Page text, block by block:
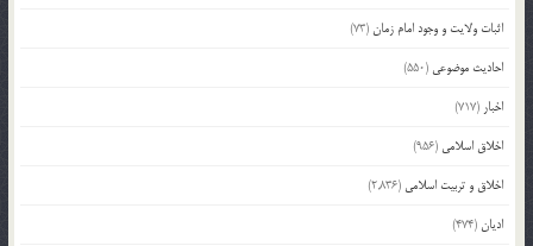
اثبات ولایت و وجود امام زمان(73)
احادیث موضوعی (550)
اخبار (717)
اخلاق اسلامی (956)
اخلاق و تربیت اسلامی (2,836)
ادیان(474)